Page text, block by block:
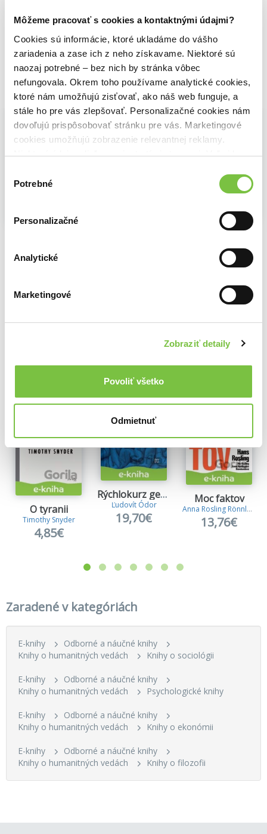
Môžeme pracovať s cookies a kontaktnými údajmi?
Cookies sú informácie, ktoré ukladáme do vášho
zariadenia a zase ich z neho získavame. Niektoré sú
naozaj potrebné – bez nich by stránka vôbec
nefungovala. Okrem toho používame analytické cookies,
ktoré nám umožňujú zisťovať, ako náš web funguje, a
stále ho pre vás zlepšovať. Personalizačné cookies nám
dovoľujú prispôsobovať stránku pre vás. Marketingové
cookies umožňujú zobrazenie relevantnej reklamy.
Niektoré údaje zdieľame aj s tretími stranami. Veľmi by
cookies.
súhlasu
Potrebné
Personalizačné
Analytické
Marketingové
Zobraziť detaily
Povoliť všetko
Odmietnuť
11,83€ 12,77€ Vladimír Šnídl
13,76€
Vybrané pre teba
11,83€
Jediná vec
6,88€
O tyranii
Timothy Snyder
4,85€
Rýchlokurz geniality
Ľudovít Ódor
19,70€
Moc faktov
Anna Rosling Rönnlund
13,76€
Zaradené v kategóriách
E-knihy
Odborné a náučné knihy
Knihy o humanitných vedách
Knihy o sociológii
E-knihy
Odborné a náučné knihy
Knihy o humanitných vedách
Psychologické knihy
E-knihy
Odborné a náučné knihy
Knihy o humanitných vedách
Knihy o ekonómii
E-knihy
Odborné a náučné knihy
Knihy o humanitných vedách
Knihy o filozofii